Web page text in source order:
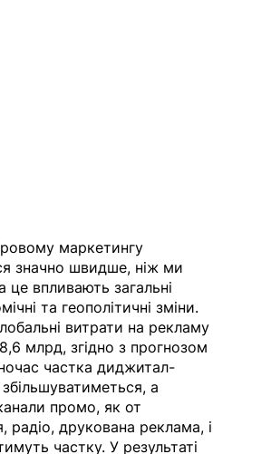
маркетингу
значно швидше, ніж ми
це впливають загальні
та геополітичні зміни.
витрати на рекламу
млрд, згідно з прогнозом
частка диджитал-
а
промо, як от
радіо, друкована реклама, і
частку. У результаті